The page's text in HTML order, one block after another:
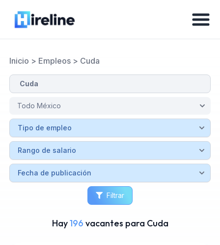
Inicio > Empleos> Cuda
Filtrar
Hay196 vacantes para Cuda